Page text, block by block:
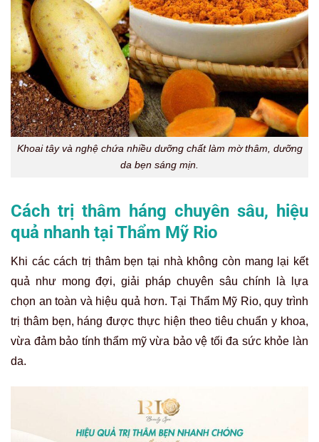
Khoai tây và nghệ chứa nhiều dưỡng chất làm mờ thâm, dưỡng
da bẹn sáng mịn.
Cách trị thâm háng chuyên sâu, hiệu
quả nhanh tại Thẩm Mỹ Rio
Khi các cách trị thâm bẹn tại nhà không còn mang lại kết
quả như mong đợi, giải pháp chuyên sâu chính là lựa
chọn an toàn và hiệu quả hơn. Tại Thẩm Mỹ Rio, quy trình
trị thâm bẹn, háng được thực hiện theo tiêu chuẩn y khoa,
vừa đảm bảo tính thẩm mỹ vừa bảo vệ tối đa sức khỏe làn
da.